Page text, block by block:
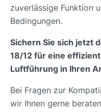
zuverlässige Funktion
Bedingungen.
Sichern Sie sich jetzt
18/12 für eine
Luftführung in Ihren
Bei Fragen zur
wir Ihnen gerne